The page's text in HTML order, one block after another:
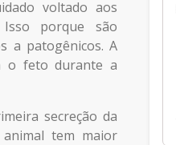
voltado aos
porque são
a patogênicos. A
o feto durante a
secreção da
tem maior